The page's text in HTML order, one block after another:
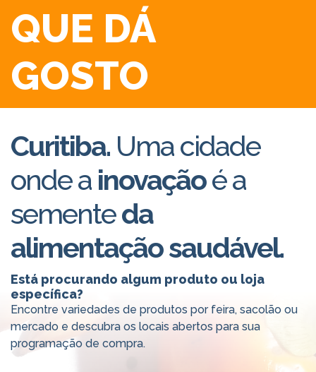
QUE DÁ
GOSTO
Curitiba. Uma cidade
onde a inovaçãoé a
sementeda
alimentação saudável.
Está procurando algum produto ou loja
específica?
Encontre variedades de produtos por feira, sacolão ou
mercado e descubra os locais abertos para sua
programação de compra.